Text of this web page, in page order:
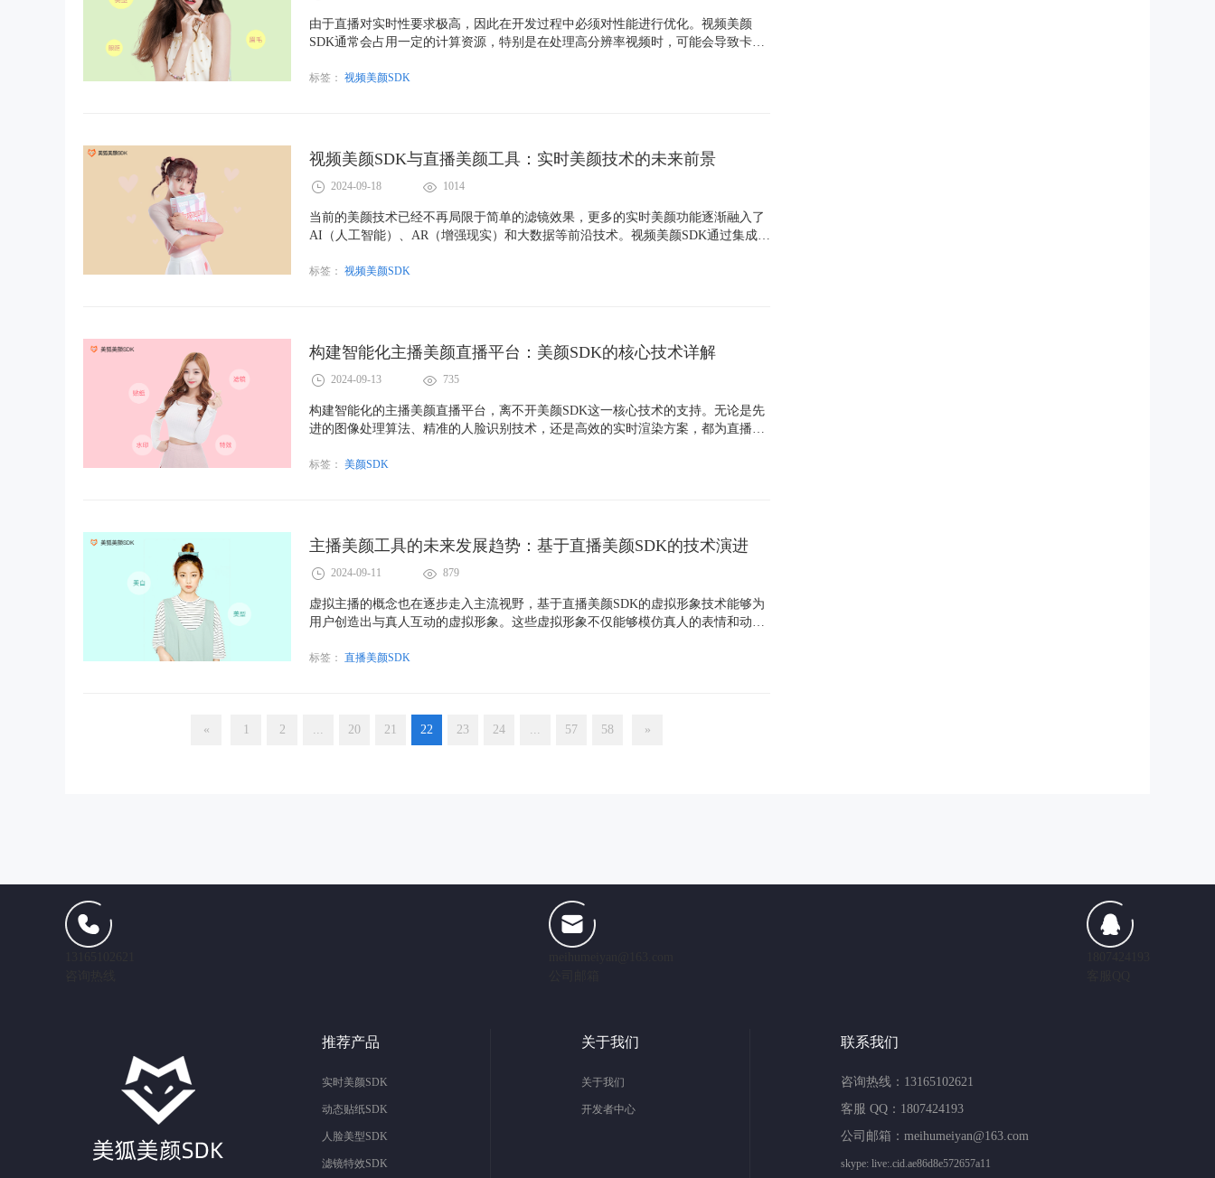
由于直播对实时性要求极高，因此在开发过程中必须对性能进行优化。视频美颜
SDK通常会占用一定的计算资源，特别是在处理高分辨率视频时，可能会导致卡顿
加速技术，如GPU或专用视频处理芯片，来提高处理效率。
标签： 视频美颜SDK
视频美颜SDK与直播美颜工具：实时美颜技术的未来前景
2024-09-18 1014
当前的美颜技术已经不再局限于简单的滤镜效果，更多的实时美颜功能逐渐融入了
AI（人工智能）、AR（增强现实）和大数据等前沿技术。视频美颜SDK通过集成这
磨皮、亮眼等效果，甚至增加虚拟妆容。
标签： 视频美颜SDK
构建智能化主播美颜直播平台：美颜SDK的核心技术详解
2024-09-13 735
构建智能化的主播美颜直播平台，离不开美颜SDK这一核心技术的支持。无论是先
进的图像处理算法、精准的人脸识别技术，还是高效的实时渲染方案，都为直播平
能、更个性化，进一步提升用户的直播体验，推动直播行业迈向新的高度。
标签： 美颜SDK
主播美颜工具的未来发展趋势：基于直播美颜SDK的技术演进
2024-09-11 879
虚拟主播的概念也在逐步走入主流视野，基于直播美颜SDK的虚拟形象技术能够为
用户创造出与真人互动的虚拟形象。这些虚拟形象不仅能够模仿真人的表情和动
性。这种虚拟化的趋势预计将会在未来几年内进一步加强。
标签： 直播美颜SDK
« 1 2 ... 20 21 22 23 24 ... 57 58 »
推荐产品
实时美颜SDK
动态贴纸SDK
人脸美型SDK
滤镜特效SDK
关于我们
关于我们
开发者中心
联系我们
咨询热线：13165102621
客服 QQ：1807424193
公司邮箱：meihumeiyan@163.com
skype: live:.cid.ae86d8e572657a11